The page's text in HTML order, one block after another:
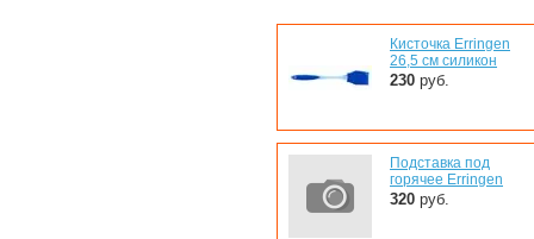
Кисточка Erringen
26,5 см силикон
230 руб.
Подставка под
горячее Erringen
320 руб.